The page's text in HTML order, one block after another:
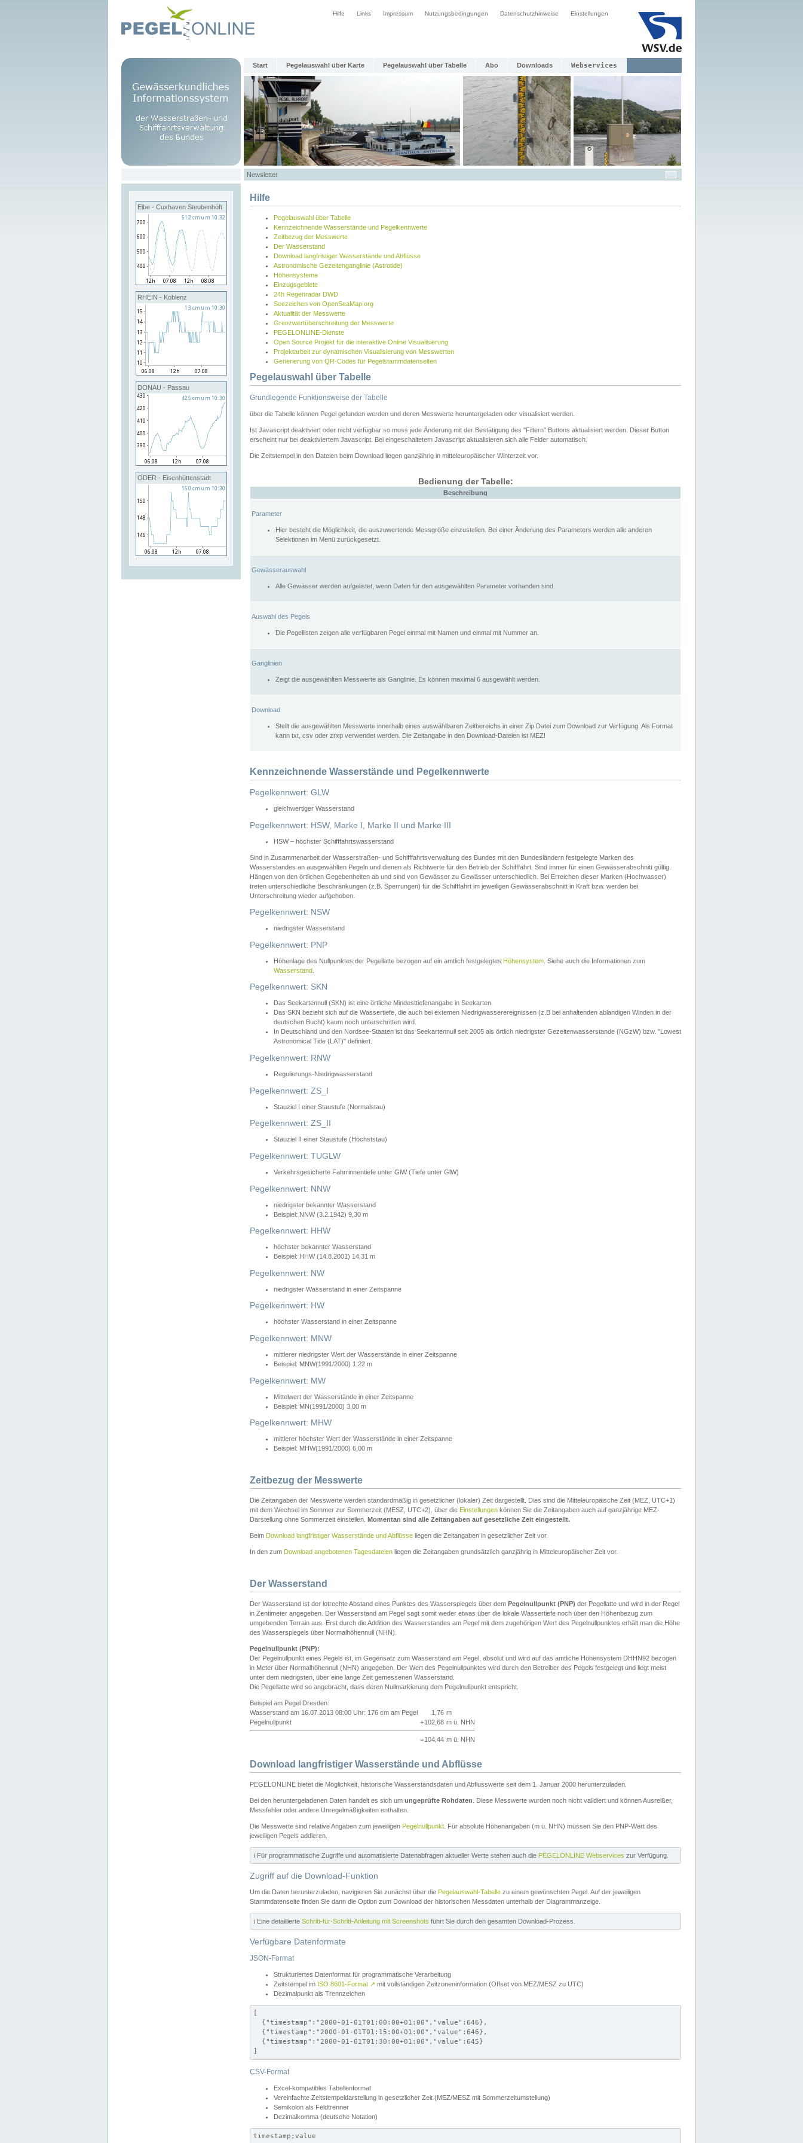
Hilfe Links Impressum Nutzungsbedingungen Datenschutzhinweise Einstellungen
Start Pegelauswahl über Karte Pegelauswahl über Tabelle Abo Downloads Webservices
Newsletter
Elbe - Cuxhaven Steubenhöft
RHEIN - Koblenz
DONAU - Passau
ODER - Eisenhüttenstadt
Hilfe
Pegelauswahl über Tabelle
Kennzeichnende Wasserstände und Pegelkennwerte
Zeitbezug der Messwerte
Der Wasserstand
Download langfristiger Wasserstände und Abflüsse
Astronomische Gezeitenganglinie (Astrotide)
Höhensysteme
Einzugsgebiete
24h Regenradar DWD
Seezeichen von OpenSeaMap.org
Aktualität der Messwerte
Grenzwertüberschreitung der Messwerte
PEGELONLINE-Dienste
Open Source Projekt für die interaktive Online Visualisierung
Projektarbeit zur dynamischen Visualisierung von Messwerten
Generierung von QR-Codes für Pegelstammdatenseiten
Pegelauswahl über Tabelle
Grundlegende Funktionsweise der Tabelle
über die Tabelle können Pegel gefunden werden und deren Messwerte heruntergeladen oder visualisiert werden.
Ist Javascript deaktiviert oder nicht verfügbar so muss jede Änderung mit der Bestätigung des "Filtern" Buttons aktualisiert werden. Dieser Button
erscheint nur bei deaktiviertem Javascript. Bei eingeschaltetem Javascript aktualisieren sich alle Felder automatisch.
Die Zeitstempel in den Dateien beim Download liegen ganzjährig in mitteleuropäischer Winterzeit vor.
Bedienung der Tabelle:
Beschreibung
Parameter
Hier besteht die Möglichkeit, die auszuwertende Messgröße einzustellen. Bei einer Änderung des Parameters werden alle anderen
Selektionen im Menü zurückgesetzt.
Gewässerauswahl
Alle Gewässer werden aufgelistet, wenn Daten für den ausgewählten Parameter vorhanden sind.
Auswahl des Pegels
Die Pegellisten zeigen alle verfügbaren Pegel einmal mit Namen und einmal mit Nummer an.
Ganglinien
Zeigt die ausgewählten Messwerte als Ganglinie. Es können maximal 6 ausgewählt werden.
Download
Stellt die ausgewählten Messwerte innerhalb eines auswählbaren Zeitbereichs in einer Zip Datei zum Download zur Verfügung. Als Format
kann txt, csv oder zrxp verwendet werden. Die Zeitangabe in den Download-Dateien ist MEZ!
Kennzeichnende Wasserstände und Pegelkennwerte
Pegelkennwert: GLW
gleichwertiger Wasserstand
Pegelkennwert: HSW, Marke I, Marke II und Marke III
HSW – höchster Schifffahrtswasserstand
Sind in Zusammenarbeit der Wasserstraßen- und Schifffahrtsverwaltung des Bundes mit den Bundesländern festgelegte Marken des
Wasserstandes an ausgewählten Pegeln und dienen als Richtwerte für den Betrieb der Schifffahrt. Sind immer für einen Gewässerabschnitt gültig.
Hängen von den örtlichen Gegebenheiten ab und sind von Gewässer zu Gewässer unterschiedlich. Bei Erreichen dieser Marken (Hochwasser)
treten unterschiedliche Beschränkungen (z.B. Sperrungen) für die Schifffahrt im jeweiligen Gewässerabschnitt in Kraft bzw. werden bei
Unterschreitung wieder aufgehoben.
Pegelkennwert: NSW
niedrigster Wasserstand
Pegelkennwert: PNP
Höhenlage des Nullpunktes der Pegellatte bezogen auf ein amtlich festgelegtes Höhensystem . Siehe auch die Informationen zum
Wasserstand
Pegelkennwert: SKN
Das Seekartennull (SKN) ist eine örtliche Mindesttiefenangabe in Seekarten.
Das SKN bezieht sich auf die Wassertiefe, die auch bei extemen Niedrigwasserereignissen (z.B bei anhaltenden ablandigen Winden in der
deutschen Bucht) kaum noch unterschritten wird.
In Deutschland und den Nordsee-Staaten ist das Seekartennull seit 2005 als örtlich niedrigster Gezeitenwasserstande (NGzW) bzw. "Lowest
Astronomical Tide (LAT)" definiert.
Pegelkennwert: RNW
Regulierungs-Niedrigwasserstand
Pegelkennwert: ZS_I
Stauziel I einer Staustufe (Normalstau)
Pegelkennwert: ZS_II
Stauziel II einer Staustufe (Höchststau)
Pegelkennwert: TUGLW
Verkehrsgesicherte Fahrrinnentiefe unter GlW (Tiefe unter GlW)
Pegelkennwert: NNW
niedrigster bekannter Wasserstand
Beispiel: NNW (3.2.1942) 9,30 m
Pegelkennwert: HHW
höchster bekannter Wasserstand
Beispiel: HHW (14.8.2001) 14,31 m
Pegelkennwert: NW
niedrigster Wasserstand in einer Zeitspanne
Pegelkennwert: HW
höchster Wasserstand in einer Zeitspanne
Pegelkennwert: MNW
mittlerer niedrigster Wert der Wasserstände in einer Zeitspanne
Beispiel: MNW(1991/2000) 1,22 m
Pegelkennwert: MW
Mittelwert der Wasserstände in einer Zeitspanne
Beispiel: MN(1991/2000) 3,00 m
Pegelkennwert: MHW
mittlerer höchster Wert der Wasserstände in einer Zeitspanne
Beispiel: MHW(1991/2000) 6,00 m
Zeitbezug der Messwerte
Die Zeitangaben der Messwerte werden standardmäßig in gesetzlicher (lokaler) Zeit dargestellt. Dies sind die Mitteleuropäische Zeit (MEZ, UTC+1)
mit dem Wechsel im Sommer zur Sommerzeit (MESZ, UTC+2). über die Einstellungen können Sie die Zeitangaben auch auf ganzjährige MEZ-
Darstellung ohne Sommerzeit einstellen. Momentan sind alle Zeitangaben auf gesetzliche Zeit eingestellt.
Beim Download langfristiger Wasserstände und Abflüsse liegen die Zeitangaben in gesetzlicher Zeit vor.
In den zum Download angebotenen Tagesdateien liegen die Zeitangaben grundsätzlich ganzjährig in Mitteleuropäischer Zeit vor.
Der Wasserstand
Der Wasserstand ist der lotrechte Abstand eines Punktes des Wasserspiegels über dem Pegelnullpunkt (PNP) der Pegellatte und wird in der Regel
in Zentimeter angegeben. Der Wasserstand am Pegel sagt somit weder etwas über die lokale Wassertiefe noch über den Höhenbezug zum
umgebenden Terrain aus. Erst durch die Addition des Wasserstandes am Pegel mit dem zugehörigen Wert des Pegelnullpunktes erhält man die Höhe
des Wasserspiegels über Normalhöhennull (NHN).
Pegelnullpunkt (PNP):
Der Pegelnullpunkt eines Pegels ist, im Gegensatz zum Wasserstand am Pegel, absolut und wird auf das amtliche Höhensystem DHHN92 bezogen
in Meter über Normalhöhennull (NHN) angegeben. Der Wert des Pegelnullpunktes wird durch den Betreiber des Pegels festgelegt und liegt meist
unter dem niedrigsten, über eine lange Zeit gemessenen Wasserstand.
Die Pegellatte wird so angebracht, dass deren Nullmarkierung dem Pegelnullpunkt entspricht.
Beispiel am Pegel Dresden:
Wasserstand am 16.07.2013 08:00 Uhr: 176 cm am Pegel
1,76 m
Pegelnullpunkt
+102,68 m ü. NHN
=104,44 m ü. NHN
Download langfristiger Wasserstände und Abflüsse
PEGELONLINE bietet die Möglichkeit, historische Wasserstandsdaten und Abflusswerte seit dem 1. Januar 2000 herunterzuladen.
Bei den heruntergeladenen Daten handelt es sich um ungeprüfte Rohdaten . Diese Messwerte wurden noch nicht validiert und können Ausreißer,
Messfehler oder andere Unregelmäßigkeiten enthalten.
Die Messwerte sind relative Angaben zum jeweiligen Pegelnullpunkt . Für absolute Höhenangaben (m ü. NHN) müssen Sie den PNP-Wert des
jeweiligen Pegels addieren.
ℹ️ Für programmatische Zugriffe und automatisierte Datenabfragen aktueller Werte stehen auch die PEGELONLINE Webservices zur Verfügung.
Zugriff auf die Download-Funktion
Um die Daten herunterzuladen, navigieren Sie zunächst über die Pegelauswahl-Tabelle zu einem gewünschten Pegel. Auf der jeweiligen
Stammdatenseite finden Sie dann die Option zum Download der historischen Messdaten unterhalb der Diagrammanzeige.
ℹ️ Eine detaillierte Schritt-für-Schritt-Anleitung mit Screenshots führt Sie durch den gesamten Download-Prozess.
Verfügbare Datenformate
JSON-Format
Strukturiertes Datenformat für programmatische Verarbeitung
Zeitstempel im ISO 8601-Format ↗ mit vollständigen Zeitzoneninformation (Offset von MEZ/MESZ zu UTC)
Dezimalpunkt als Trennzeichen
[
  {"timestamp":"2000-01-01T01:00:00+01:00","value":646},
  {"timestamp":"2000-01-01T01:15:00+01:00","value":646},
  {"timestamp":"2000-01-01T01:30:00+01:00","value":645}
]
CSV-Format
Excel-kompatibles Tabellenformat
Vereinfachte Zeitstempeldarstellung in gesetzlicher Zeit (MEZ/MESZ mit Sommerzeitumstellung)
Semikolon als Feldtrenner
Dezimalkomma (deutsche Notation)
timestamp;value